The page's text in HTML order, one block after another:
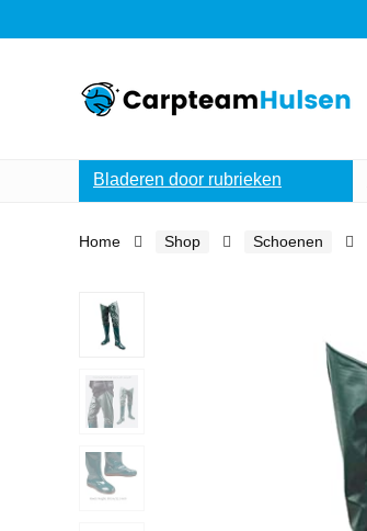
Bladeren door rubrieken
Home Shop Schoenen